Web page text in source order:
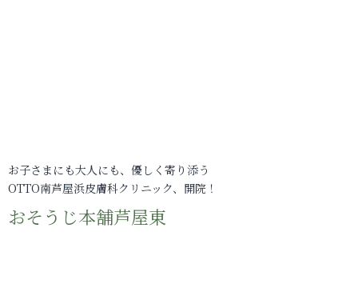
お子さまにも大人にも、優しく寄り添う
OTTO南芦屋浜皮膚科クリニック、開院！
おそうじ本舗芦屋東